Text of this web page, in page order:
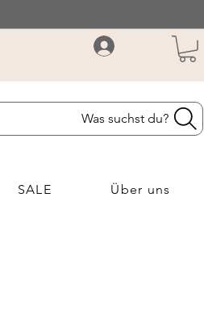
Was suchst du?
SALE Über uns